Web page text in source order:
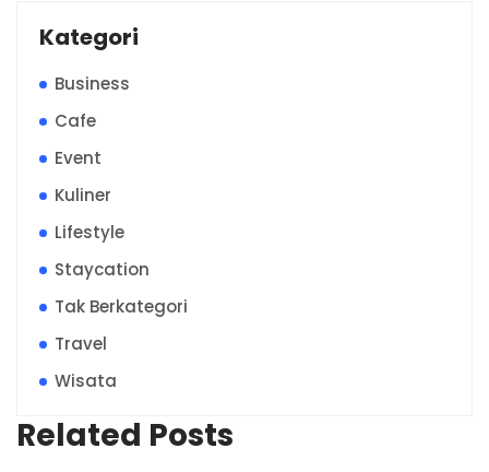
Kategori
Business
Cafe
Event
Kuliner
Lifestyle
Staycation
Tak Berkategori
Travel
Wisata
Related Posts